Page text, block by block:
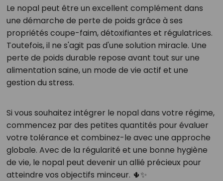
Le nopal peut être un excellent complément dans
une démarche de perte de poids grâce à ses
propriétés coupe-faim, détoxifiantes et régulatrices.
Toutefois, il ne s'agit pas d'une solution miracle. Une
perte de poids durable repose avant tout sur une
alimentation saine, un mode de vie actif et une
gestion du stress.
Si vous souhaitez intégrer le nopal dans votre régime,
commencez par des petites quantités pour évaluer
votre tolérance et combinez-le avec une approche
globale. Avec de la régularité et une bonne hygiène
de vie, le nopal peut devenir un allié précieux pour
atteindre vos objectifs minceur. 🌵✨